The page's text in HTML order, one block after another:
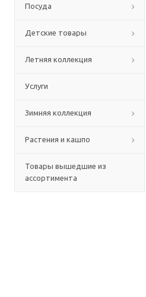
Посуда
Детские товары
Летняя коллекция
Услуги
Зимняя коллекция
Растения и кашпо
Товары вышедшие из
ассортимента